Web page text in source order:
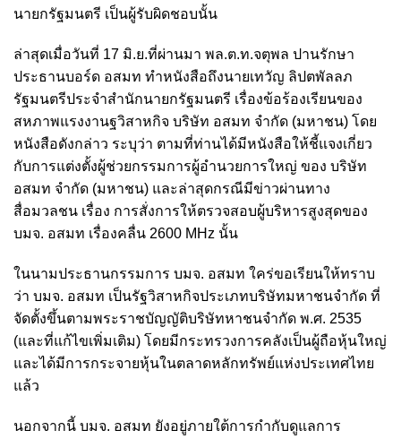
นายกรัฐมนตรี เป็นผู้รับผิดชอบนั้น
ล่าสุดเมื่อวันที่ 17 มิ.ย.ที่ผ่านมา พล.ต.ท.จตุพล ปานรักษา
ประธานบอร์ด อสมท ทำหนังสือถึงนายเทวัญ ลิปตพัลลภ
รัฐมนตรีประจำสำนักนายกรัฐมนตรี เรื่องข้อร้องเรียนของ
สหภาพแรงงานฐวิสาหกิจ บริษัท อสมท จำกัด (มหาชน) โดย
หนังสือดังกล่าว ระบุว่า ตามที่ท่านได้มีหนังสือให้ชี้แจงเกี่ยว
กับการแต่งตั้งผู้ช่วยกรรมการผู้อำนวยการใหญ่ ของ บริษัท
อสมท จำกัด (มหาชน) และล่าสุดกรณีมีข่าวผ่านทาง
สื่อมวลชน เรื่อง การสั่งการให้ตรวจสอบผู้บริหารสูงสุดของ
บมจ. อสมท เรื่องคลื่น 2600 MHz นั้น
ในนามประธานกรรมการ บมจ. อสมท ใคร่ขอเรียนให้ทราบ
ว่า บมจ. อสมท เป็นรัฐวิสาหกิจประเภทบริษัทมหาชนจำกัด ที่
จัดตั้งขึ้นตามพระราชบัญญัติบริษัทหาชนจำกัด พ.ศ. 2535
(และที่แก้ไขเพิ่มเติม) โดยมีกระทรวงการคลังเป็นผู้ถือหุ้นใหญ่
และได้มีการกระจายหุ้นในตลาดหลักทรัพย์แห่งประเทศไทย
แล้ว
นอกจากนี้ บมจ. อสมท ยังอยู่ภายใต้การกำกับดูแลการ